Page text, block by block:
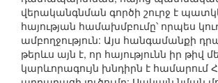
վերականգնման գործի շուրջ է
հայության համախմբումը՝ որպես
ամբողջություն: Այս հանգամանքի
թերևս այն է, որ հայությունն իր թիվ
կարևորագույն խնդիրն է համարում